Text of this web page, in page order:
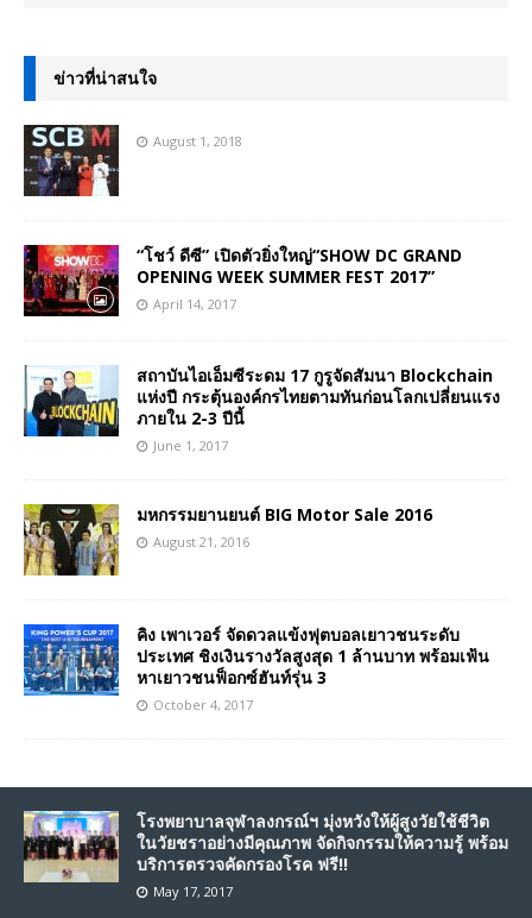
ข่าวที่น่าสนใจ
August 1, 2018
“โชว์ ดีซี” เปิดตัวยิ่งใหญ่“SHOW DC GRAND
OPENING WEEK SUMMER FEST 2017”
April 14, 2017
สถาบันไอเอ็มซีระดม 17 กูรูจัดสัมนา Blockchain
แห่งปี กระตุ้นองค์กรไทยตามทันก่อนโลกเปลี่ยนแรง
ภายใน 2-3 ปีนี้
June 1, 2017
มหกรรมยานยนต์ BIG Motor Sale 2016
August 21, 2016
คิง เพาเวอร์ จัดดวลแข้งฟุตบอลเยาวชนระดับ
ประเทศ ชิงเงินรางวัลสูงสุด 1 ล้านบาท พร้อมเฟ้น
หาเยาวชนฟ็อกซ์ฮันท์รุ่น 3
October 4, 2017
โรงพยาบาลจุฬาลงกรณ์ฯ มุ่งหวังให้ผู้สูงวัยใช้ชีวิต
ในวัยชราอย่างมีคุณภาพ จัดกิจกรรมให้ความรู้ พร้อม
บริการตรวจคัดกรองโรค ฟรี!!
May 17, 2017